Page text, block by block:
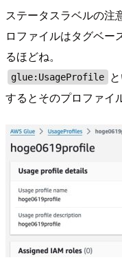
ステータスラベルの注
ロファイルはタグベー
るほどね。
glue:UsageProfile
するとそのプロファイ